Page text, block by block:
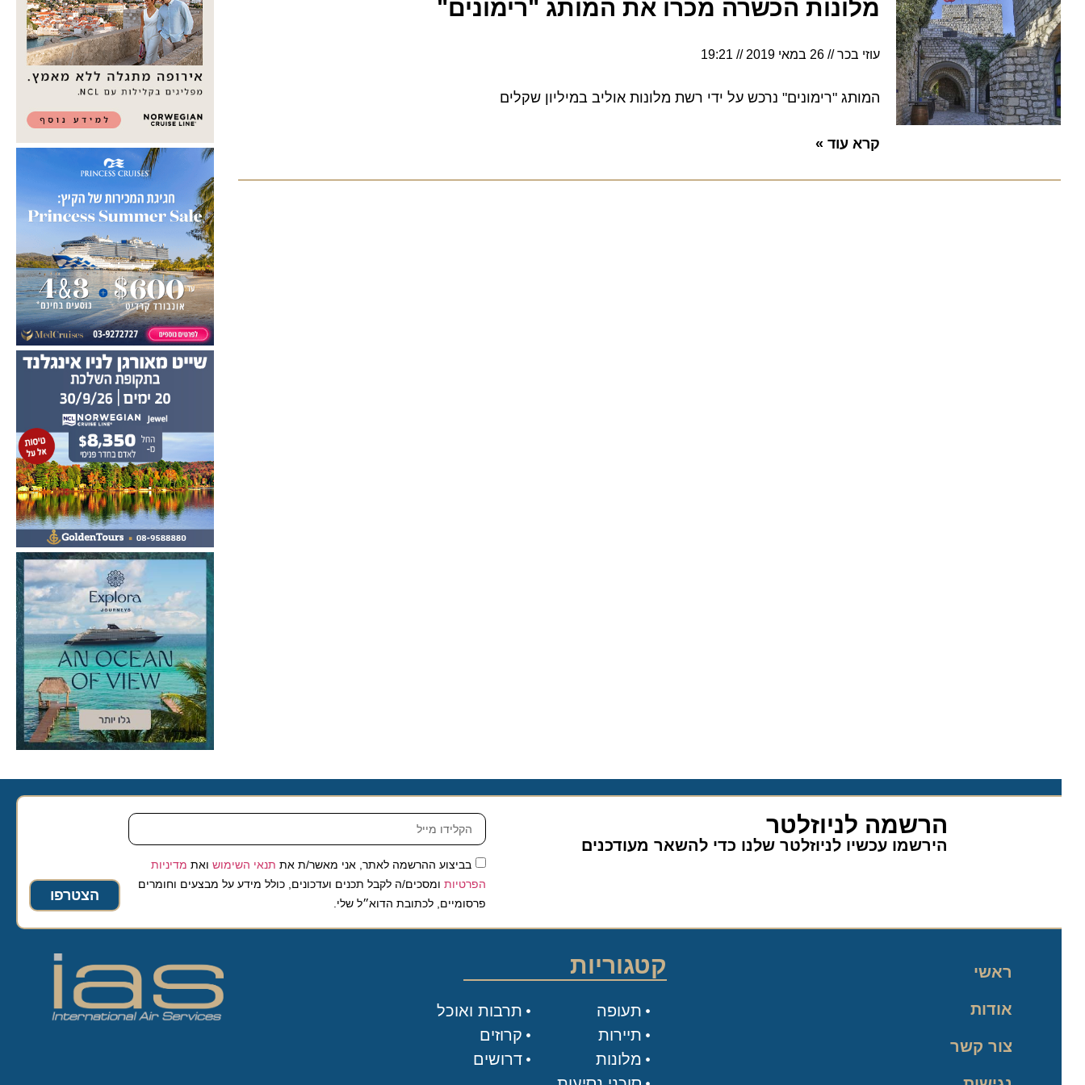
מלונות הכשרה מכרו את המותג "רימונים"
עוזי בכר 26 במאי 2019 19:21
המותג "רימונים" נרכש על ידי רשת מלונות אוליב במיליון שקלים
קרא עוד »
הרשמה לניוזלטר
הירשמו עכשיו לניוזלטר שלנו כדי להשאר מעודכנים
בביצוע ההרשמה לאתר, אני מאשר/ת אתתנאי השימושואת מדיניות
הפרטיותומסכים/ה לקבל תכנים ועדכונים, כולל מידע על מבצעים וחומרים
פרסומיים, לכתובת הדוא״ל שלי.
הצטרפו
ראשי
אודות
צור קשר
קטגוריות
תעופה
תיירות
מלונות
תרבות ואוכל
קרוזים
דרושים